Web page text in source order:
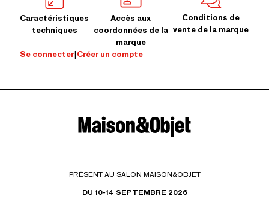
Caractéristiques
techniques
Accès aux
coordonnées de la
marque
Conditions de
vente de la marque
Se connecter|Créer un compte
PRÉSENT AU SALON MAISON&OBJET
DU 10-14 SEPTEMBRE 2026